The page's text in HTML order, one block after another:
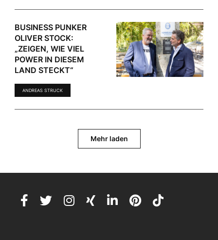
BUSINESS PUNKER
OLIVER STOCK:
„ZEIGEN, WIE VIEL
POWER IN DIESEM
LAND STECKT“
ANDREAS STRUCK
Mehr laden